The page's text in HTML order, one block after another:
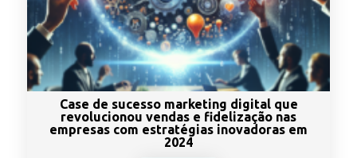
Case de sucesso marketing digital que
revolucionou vendas e fidelização nas
empresas com estratégias inovadoras em
2024